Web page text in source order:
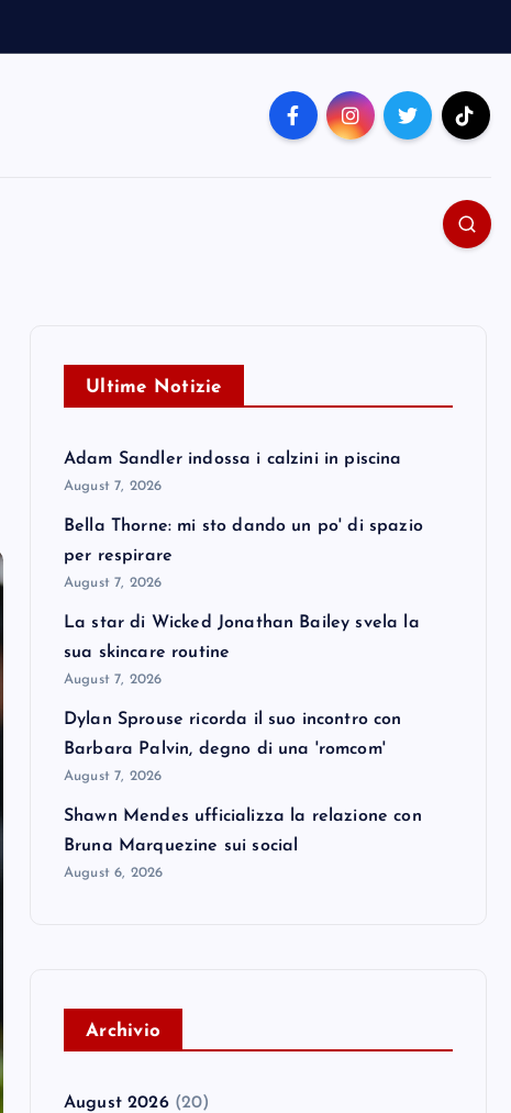
Ultime Notizie
Adam Sandler indossa i calzini in piscina
August 7, 2026
Bella Thorne: mi sto dando un po' di spazio
per respirare
August 7, 2026
La star di Wicked Jonathan Bailey svela la
sua skincare routine
August 7, 2026
Dylan Sprouse ricorda il suo incontro con
Barbara Palvin, degno di una 'romcom'
August 7, 2026
Shawn Mendes ufficializza la relazione con
Bruna Marquezine sui social
August 6, 2026
Archivio
August 2026(20)